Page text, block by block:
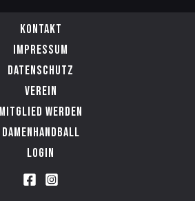
Kontakt
Impressum
Datenschutz
Verein
Mitglied werden
Damenhandball
Login